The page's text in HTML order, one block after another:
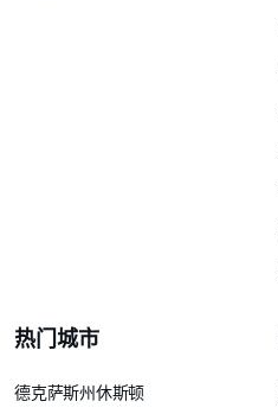
热门城市
德克萨斯州休斯顿